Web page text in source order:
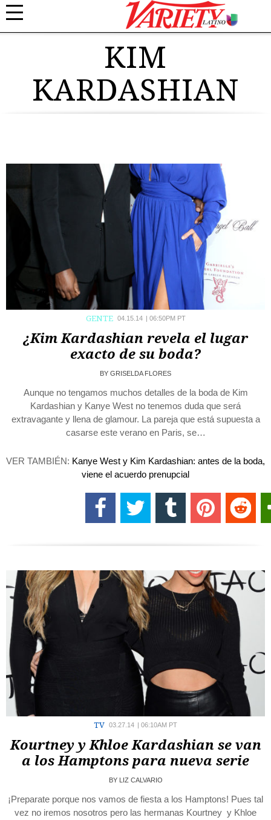
KIM
KARDASHIAN
GENTE 04.15.14 | 06:50PM PT
¿Kim Kardashian revela el lugar
exacto de su boda?
BY GRISELDA FLORES
Aunque no tengamos muchos detalles de la boda de Kim
Kardashian y Kanye West no tenemos duda que será
extravagante y llena de glamour. La pareja que está supuesta a
casarse este verano en Paris, se…
VER TAMBIÉN: Kanye West y Kim Kardashian: antes de la boda,
viene el acuerdo prenupcial
TV 03.27.14 | 06:10AM PT
Kourtney y Khloe Kardashian se van
a los Hamptons para nueva serie
BY LIZ CALVARIO
¡Preparate porque nos vamos de fiesta a los Hamptons! Pues tal
vez no iremos nosotros pero las hermanas Kourtney y Khloe